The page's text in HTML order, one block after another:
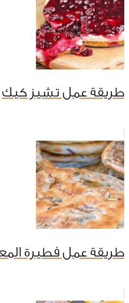
طريقة عمل تشيز كيك
طريقة عمل فطيرة